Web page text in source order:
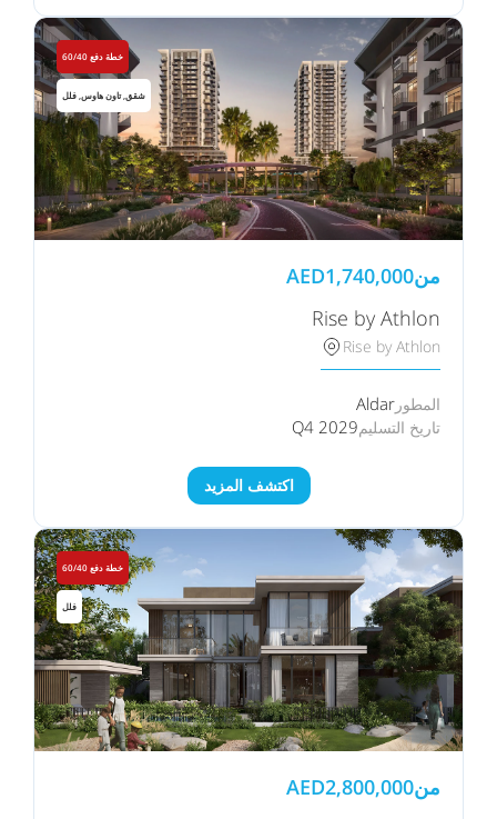
خطة دفع 60/40
شقق, تاون هاوس, فلل
من AED1,740,000
Rise by Athlon
Rise by Athlon
المطور Aldar
تاريخ التسليمQ4 2029
اكتشف المزيد
خطة دفع 60/40
فلل
من AED2,800,000